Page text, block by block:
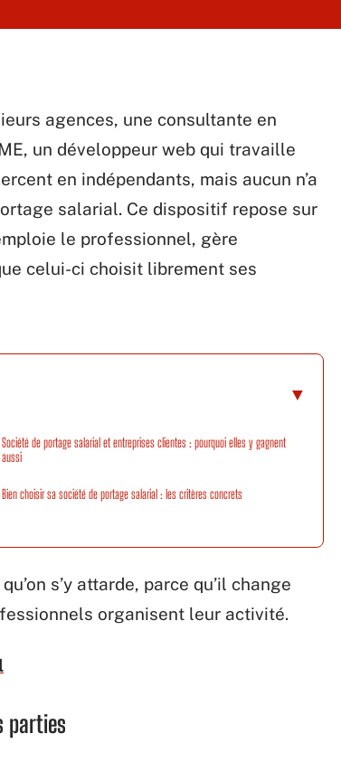
agences, une consultante en
un développeur web qui travaille
en indépendants, mais aucun n’a
salarial. Ce dispositif repose sur
le professionnel, gère
celui-ci choisit librement ses
Société de portage salarial et entreprises clientes : pourquoi elles y gagnent
aussi
Bien choisir sa société de portage salarial : les critères concrets
s’y attarde, parce qu’il change
organisent leur activité.
parties